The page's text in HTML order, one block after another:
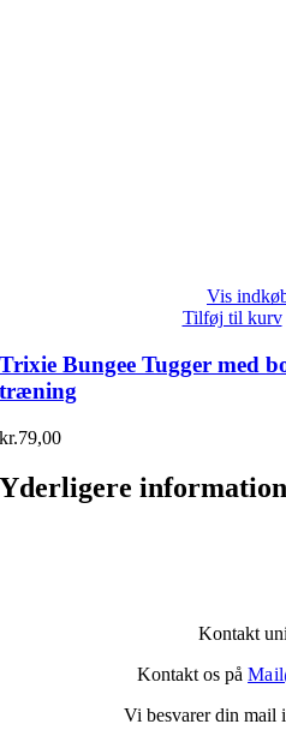
Vis
Tilføj til kurv
Trixie Bungee Tugger med
træning
kr.79,00
Yderligere information
Kontakt
Kontakt os på
Vi besvarer din mail